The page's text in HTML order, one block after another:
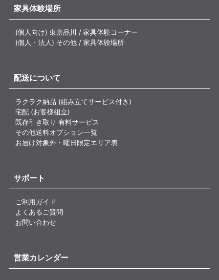
家具体験場所
(個人向け) 東京品川 / 家具体験コーナー
(個人・法人) その他 / 家具体験場所
配送について
ラクラク納品 (組み立てサービス付き)
宅配 (お客様組立)
既存引き取り 有料サービス
その他送料オプション一覧
お届け対象外・曜日限定エリア表
サポート
ご利用ガイド
よくあるご質問
お問い合わせ
営業カレンダー